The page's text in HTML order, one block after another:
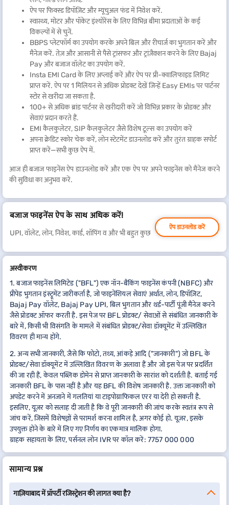
ऐप पर फिक्स्ड डिपॉज़िट और म्यूचुअल फंड में निवेश करें.
स्वास्थ्य, मोटर और पॉकेट इंश्योरेंस के लिए विभिन्न बीमा प्रदाताओं के कई
विकल्पों में से चुनें.
BBPS प्लेटफॉर्म का उपयोग करके अपने बिल और रीचार्ज का भुगतान करें और
मैनेज करें. तेज़ और आसानी से पैसे ट्रांसफर और ट्रांज़ैक्शन करने के लिए Bajaj
Pay और बजाज वॉलेट का उपयोग करें.
Insta EMI Card के लिए अप्लाई करें और ऐप पर प्री-क्वालिफाइड लिमिट
प्राप्त करें. ऐप पर 1 मिलियन से अधिक प्रोडक्ट देखें जिन्हें Easy EMIs पर पार्टनर
स्टोर से खरीदा जा सकता है.
100+ से अधिक ब्रांड पार्टनर से खरीदारी करें जो विभिन्न प्रकार के प्रोडक्ट और
सेवाएं प्रदान करते हैं.
EMI कैलकुलेटर, SIP कैलकुलेटर जैसे विशेष टूल्स का उपयोग करें
अपना क्रेडिट स्कोर चेक करें, लोन स्टेटमेंट डाउनलोड करें और तुरंत ग्राहक सपोर्ट
प्राप्त करें—सभी कुछ ऐप में.
आज ही बजाज फाइनेंस ऐप डाउनलोड करें और एक ऐप पर अपने फाइनेंस को मैनेज करने
की सुविधा का अनुभव करें.
बजाज फाइनेंस ऐप के साथ अधिक करें!
UPI, वॉलेट, लोन, निवेश, कार्ड, शॉपिंग व और भी बहुत कुछ
ऐप डाउनलोड करें
अस्वीकरण
1. बजाज फाइनेंस लिमिटेड ("BFL") एक नॉन-बैंकिंग फाइनेंस कंपनी (NBFC) और
प्रीपेड भुगतान इंस्ट्रूमेंट जारीकर्ता है, जो फाइनेंशियल सेवाएं अर्थात, लोन, डिपॉज़िट,
Bajaj Pay वॉलेट, Bajaj Pay UPI, बिल भुगतान और थर्ड-पार्टी पूंजी मैनेज करने
जैसे प्रोडक्ट ऑफर करती है. इस पेज पर BFL प्रोडक्ट/ सेवाओं से संबंधित जानकारी के
बारे में, किसी भी विसंगति के मामले में संबंधित प्रोडक्ट/सेवा डॉक्यूमेंट में उल्लिखित
विवरण ही मान्य होंगे.
2. अन्य सभी जानकारी, जैसे कि फोटो, तथ्य, आंकड़े आदि ("जानकारी") जो BFL के
प्रोडक्ट/सेवा डॉक्यूमेंट में उल्लिखित विवरण के अलावा हैं और जो इस पेज पर प्रदर्शित
की जा रही हैं, केवल पब्लिक डोमेन से प्राप्त जानकारी के सारांश को दर्शाती है. बताई गई
जानकारी BFL के पास नहीं है और यह BFL की विशेष जानकारी है. उक्त जानकारी को
अपडेट करने में अनजाने में गलतियां या टाइपोग्राफिकल एरर या देरी हो सकती है.
इसलिए, यूज़र को सलाह दी जाती है कि वे पूरी जानकारी की जांच करके स्वतंत्र रूप से
जांच करें, जिसमें विशेषज्ञों से परामर्श करना शामिल है, अगर कोई हो. यूज़र, इसके
उपयुक्त होने के बारे में लिए गए निर्णय का एकमात्र मालिक होगा.
ग्राहक सहायता के लिए, पर्सनल लोन IVR पर कॉल करें: 7757 000 000
सामान्य प्रश्न
गाज़ियाबाद में प्रॉपर्टी रजिस्ट्रेशन की लागत क्या है?